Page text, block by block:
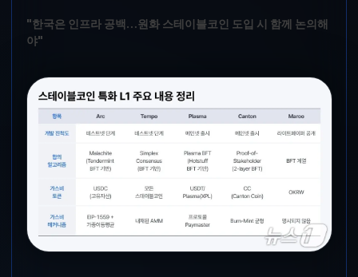
"한국은 인프라 공백…원화 스테이블코인 도입 시 함께 논의해
야"